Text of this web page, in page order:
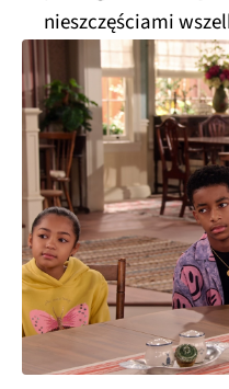
nieszczęściami